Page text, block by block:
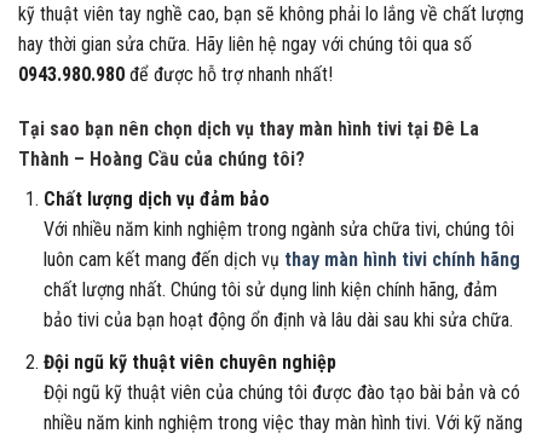
kỹ thuật viên tay nghề cao, bạn sẽ không phải lo lắng về chất lượng
hay thời gian sửa chữa. Hãy liên hệ ngay với chúng tôi qua số
0943.980.980 để được hỗ trợ nhanh nhất!
Tại sao bạn nên chọn dịch vụ thay màn hình tivi tại Đê La
Thành – Hoàng Cầu của chúng tôi?
Chất lượng dịch vụ đảm bảo
Với nhiều năm kinh nghiệm trong ngành sửa chữa tivi, chúng tôi
luôn cam kết mang đến dịch vụ thay màn hình tivi chính hãng
chất lượng nhất. Chúng tôi sử dụng linh kiện chính hãng, đảm
bảo tivi của bạn hoạt động ổn định và lâu dài sau khi sửa chữa.
Đội ngũ kỹ thuật viên chuyên nghiệp
Đội ngũ kỹ thuật viên của chúng tôi được đào tạo bài bản và có
nhiều năm kinh nghiệm trong việc thay màn hình tivi. Với kỹ năng